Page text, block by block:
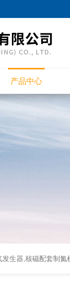
产品中心
生器,核磁配套制氮